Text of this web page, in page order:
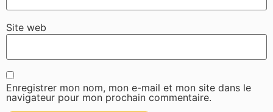
Site web
Enregistrer mon nom, mon e-mail et mon site dans le
navigateur pour mon prochain commentaire.